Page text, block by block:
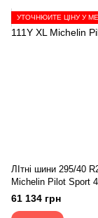
УТОЧНЮЙТЕ ЦІНУ У
ЛІтні шини 295/40
Michelin Pilot Sport 4
61 134 грн